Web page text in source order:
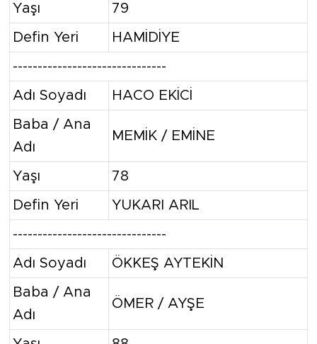
Yaşı 79
Defin Yeri HAMİDİYE
-------------------------------
Adı Soyadı HACO EKİCİ
Baba / Ana
Adı
MEMİK / EMİNE
Yaşı 78
Defin Yeri YUKARI ARIL
-------------------------------
Adı Soyadı ÖKKEŞ AYTEKİN
Baba / Ana
Adı
ÖMER / AYŞE